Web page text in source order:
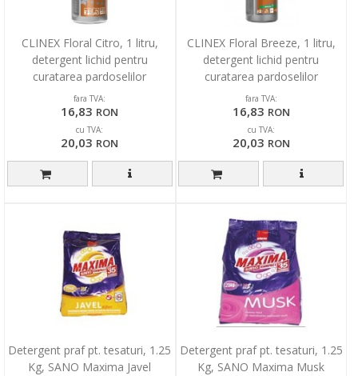
CLINEX Floral Citro, 1 litru,
detergent lichid pentru
curatarea pardoselilor
fara TVA:
16,83 RON
cu TVA:
20,03 RON
CLINEX Floral Breeze, 1 litru,
detergent lichid pentru
curatarea pardoselilor
fara TVA:
16,83 RON
cu TVA:
20,03 RON
Detergent praf pt. tesaturi, 1.25
Kg, SANO Maxima Javel
Detergent praf pt. tesaturi, 1.25
Kg, SANO Maxima Musk